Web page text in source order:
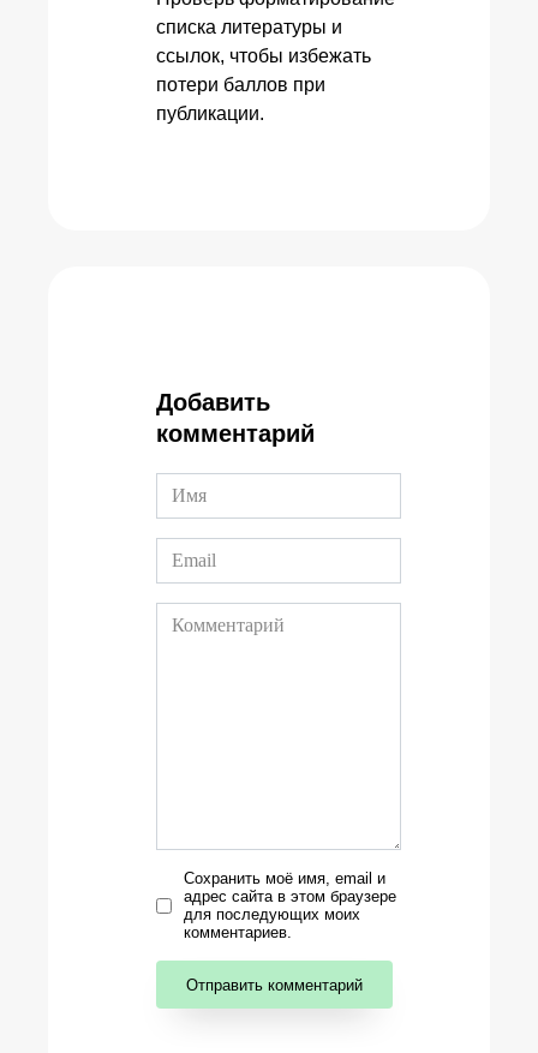
списка литературы и
ссылок, чтобы избежать
потери баллов при
публикации.
Добавить
комментарий
Сохранить моё имя, email и
адрес сайта в этом браузере
для последующих моих
комментариев.